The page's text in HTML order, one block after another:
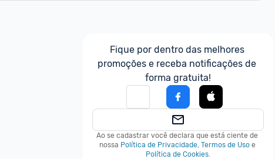
Fique por dentro das melhores
promoções e receba notificações de
forma gratuita!
Ao se cadastrar você declara que está ciente de
nossa Política de Privacidade, Termos de Uso e
Política de Cookies.